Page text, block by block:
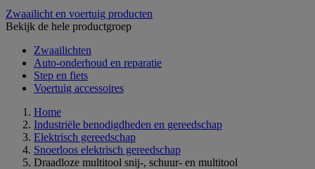
Zwaailicht en voertuig producten
Bekijk de hele productgroep
Zwaailichten
Auto-onderhoud en reparatie
Step en fiets
Voertuig accessoires
Home
Industriële benodigdheden en gereedschap
Elektrisch gereedschap
Snoerloos elektrisch gereedschap
Draadloze multitool snij-, schuur- en multitool